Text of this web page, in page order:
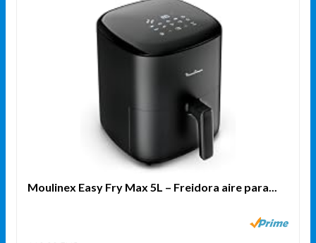
Moulinex Easy Fry Max 5L – Freidora aire para...